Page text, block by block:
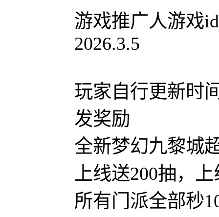
游戏推广人游
2026.3.5
玩家自行更新时
发奖励
全新梦幻九黎城
上线送200抽，
所有门派全部秒